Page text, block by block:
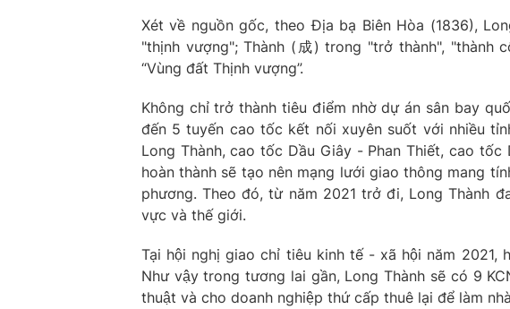
Xét về nguồn gốc, theo Địa bạ Biên Hòa (1836),
"thịnh vượng"; Thành (成) trong "trở thành", "thành
“Vùng đất Thịnh vượng”.
Không chỉ trở thành tiêu điểm nhờ dự án sân bay
đến 5 tuyến cao tốc kết nối xuyên suốt với nhiều
Long Thành, cao tốc Dầu Giây - Phan Thiết, cao
hoàn thành sẽ tạo nên mạng lưới giao thông mang
phương. Theo đó, từ năm 2021 trở đi, Long Thành
vực và thế giới.
Tại hội nghị giao chỉ tiêu kinh tế - xã hội năm 2021,
Như vậy trong tương lai gần, Long Thành sẽ có 9
thuật và cho doanh nghiệp thứ cấp thuê lại để làm